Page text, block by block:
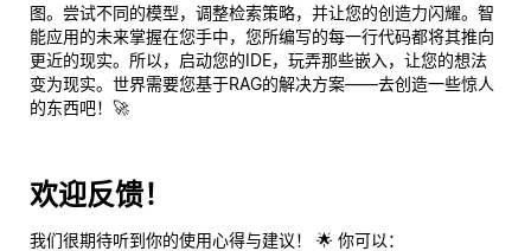
图。尝试不同的模型，调整检索策略，并让您的创造力闪耀。智
能应用的未来掌握在您手中，您所编写的每一行代码都将其推向
更近的现实。所以，启动您的IDE，玩弄那些嵌入，让您的想法
变为现实。世界需要您基于RAG的解决方案——去创造一些惊人
的东西吧！🚀
欢迎反馈！
我们很期待听到你的使用心得与建议！ 🌟 你可以：